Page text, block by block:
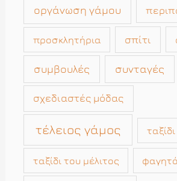
οργάνωση γάμου
προσκλητήρια σπίτι
συμβουλές συνταγές
σχεδιαστές μόδας
τέλειος γάμος ταξίδι
ταξίδι του μέλιτος φαγητό